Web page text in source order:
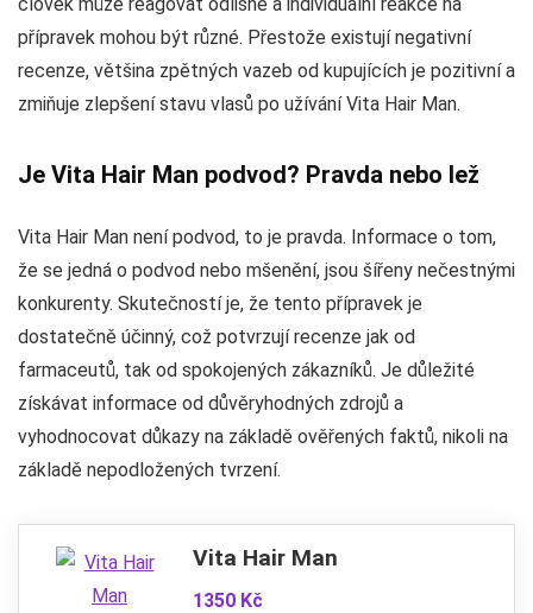
přípravek mohou být různé. Přestože existují negativní
recenze, většina zpětných vazeb od kupujících je pozitivní a
zmiňuje zlepšení stavu vlasů po užívání Vita Hair Man.
Je Vita Hair Man podvod? Pravda nebo lež
Vita Hair Man není podvod, to je pravda. Informace o tom,
že se jedná o podvod nebo mšenění, jsou šířeny nečestnými
konkurenty. Skutečností je, že tento přípravek je
dostatečně účinný, což potvrzují recenze jak od
farmaceutů, tak od spokojených zákazníků. Je důležité
získávat informace od důvěryhodných zdrojů a
vyhodnocovat důkazy na základě ověřených faktů, nikoli na
základě nepodložených tvrzení.
Vita Hair Man
1350 Kč